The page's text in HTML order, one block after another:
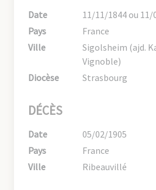
Date
11/11/1844 ou 11/
Pays
France
Ville
Sigolsheim (ajd.
Vignoble)
Diocèse
Strasbourg
DÉCÈS
Date
05/02/1905
Pays
France
Ville
Ribeauvillé